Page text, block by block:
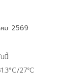
ม 2569
นี้
27°C